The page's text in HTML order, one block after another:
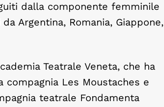
dalla componente femminile
Argentina, Romania, Giappone,
Teatrale Veneta, che ha
compagnia Les Moustaches e
teatrale Fondamenta